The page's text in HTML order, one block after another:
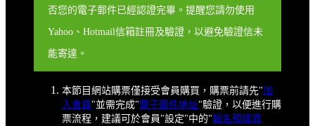
否您的電子郵件已經認證完畢。提醒您請勿使用
Yahoo、Hotmail信箱註冊及驗證，以避免驗證信未
能寄達。
本節目網站購票僅接受會員購買，購票前請先"加
入會員 "並需完成"電子郵件地址"驗證，以便進行購
票流程，建議可於會員"設定"中的"報名預填資